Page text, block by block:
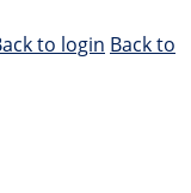
to login Back to